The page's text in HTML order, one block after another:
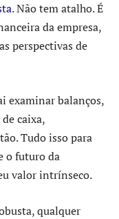
. Não tem atalho. É
da empresa,
perspectivas de
examinar balanços,
caixa,
Tudo isso para
o futuro da
valor intrínseco.
qualquer